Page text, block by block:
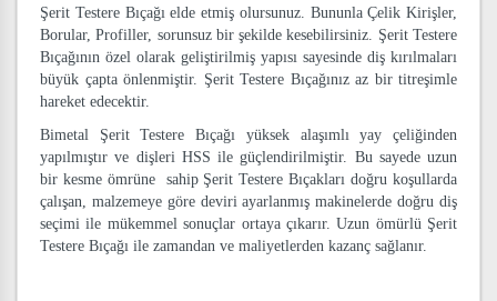
Şerit Testere Bıçağı elde etmiş olursunuz. Bununla Çelik Kirişler,
Borular, Profiller, sorunsuz bir şekilde kesebilirsiniz. Şerit Testere
Bıçağının özel olarak geliştirilmiş yapısı sayesinde diş kırılmaları
büyük çapta önlenmiştir. Şerit Testere Bıçağınız az bir titreşimle
hareket edecektir.
Bimetal Şerit Testere Bıçağı yüksek alaşımlı yay çeliğinden
yapılmıştır ve dişleri HSS ile güçlendirilmiştir. Bu sayede uzun
bir kesme ömrüne sahip Şerit Testere Bıçakları doğru koşullarda
çalışan, malzemeye göre deviri ayarlanmış makinelerde doğru diş
seçimi ile mükemmel sonuçlar ortaya çıkarır. Uzun ömürlü Şerit
Testere Bıçağı ile zamandan ve maliyetlerden kazanç sağlanır.